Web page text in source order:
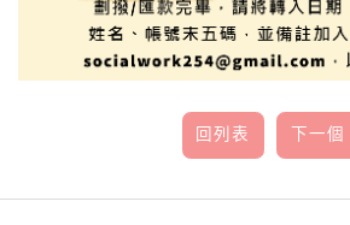
回列表 下一個